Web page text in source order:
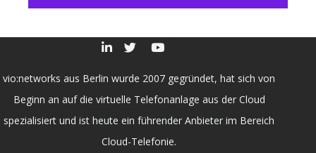
vio:networks aus Berlin wurde 2007 gegründet, hat sich von
Beginn an auf die virtuelle Telefonanlage aus der Cloud
spezialisiert und ist heute ein führender Anbieter im Bereich
Cloud-Telefonie.